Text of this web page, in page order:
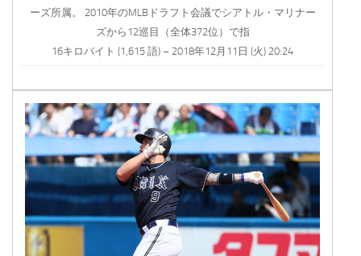
ーズ所属。 2010年のMLBドラフト会議でシアトル・マリナー
ズから12巡目（全体372位）で指
16キロバイト (1,615 語) – 2018年12月11日 (火) 20:24